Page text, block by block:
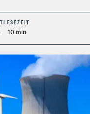
LESEZEIT
10 min